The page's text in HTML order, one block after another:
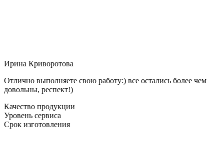
Ирина Криворотова
Отлично выполняете свою работу:) все остались более чем
довольны, респект!)
Качество продукции
Уровень сервиса
Срок изготовления